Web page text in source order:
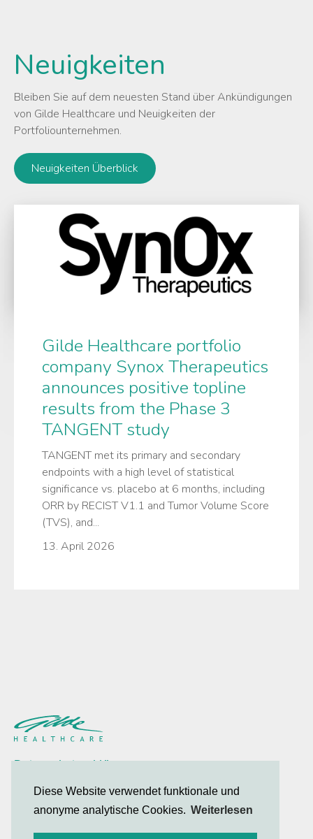
Diese Website verwendet funktionale und
anonyme analytische Cookies. Weiterlesen
Neuigkeiten
Bleiben Sie auf dem neuesten Stand über Ankündigungen
von Gilde Healthcare und Neuigkeiten der
Portfoliounternehmen.
Neuigkeiten Überblick
Gilde Healthcare portfolio
company Synox Therapeutics
announces positive topline
results from the Phase 3
TANGENT study
TANGENT met its primary and secondary
endpoints with a high level of statistical
significance vs. placebo at 6 months, including
ORR by RECIST V1.1 and Tumor Volume Score
(TVS), and...
13. April 2026
Datenschutzerklärung
© 2026 Gilde Healthcare